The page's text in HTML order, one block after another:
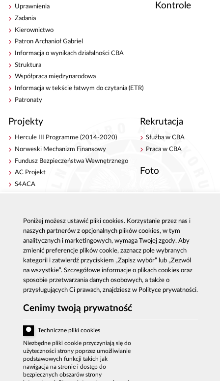
Uprawnienia
Zadania
Kierownictwo
Patron Archanioł Gabriel
Informacja o wynikach działalności CBA
Struktura
Współpraca międzynarodowa
Informacja w tekście łatwym do czytania (ETR)
Patronaty
Kontrole
Projekty
Hercule III Programme (2014-2020)
Norweski Mechanizm Finansowy
Fundusz Bezpieczeństwa Wewnętrznego
AC Projekt
S4ACA
Rekrutacja
Służba w CBA
Praca w CBA
Foto
Publikacje
Strategie antykorupcyjne
Platforma e-learningowa
Centrala CBA w Warszawie
Delegatury CBA
Zgłoś korupcję
Dla mediów
Sygnaliści - zgłoszenia zewnętrzne
sygnal@
bip@cba.gov.pl
DEKLARACJA DOSTĘPNOŚCI
MAPA SERWISU
Poniżej możesz ustawić pliki cookies. Korzystanie przez nas i
naszych partnerów z opcjonalnych plików cookies, w tym
analitycznych i marketingowych, wymaga Twojej zgody. Aby
zmienić preferencje plików cookie, zaznacz pole wybranych
kategorii i zatwierdź przyciskiem „Zapisz wybór” lub „Zezwól
na wszystkie”. Szczegółowe informacje o plikach cookies oraz
sposobie przetwarzania danych osobowych, a także o
przysługujących Ci prawach, znajdziesz w Polityce prywatności.
Cenimy twoją prywatność
Techniczne pliki cookies
Niezbędne pliki cookie przyczyniają się do
użyteczności strony poprzez umożliwianie
podstawowych funkcji takich jak
nawigacja na stronie i dostęp do
bezpiecznych obszarów strony